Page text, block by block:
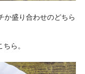
か盛り合わせのどちら
ら。